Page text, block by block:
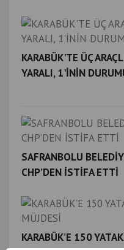
KARABÜK'TE ÜÇ
YARALI, 1'İNİN
SAFRANBOLU
CHP’DEN İSTİFA ETTİ
KARABÜK’E 150